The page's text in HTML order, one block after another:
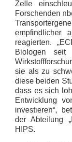
Zelle
Forschenden
empfindlicher
reagierten.
Biologen
sie als zu
diese beiden
dass es sich
Entwicklung
investieren“,
der Abteilung
HIPS.